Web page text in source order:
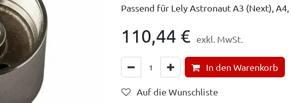
Passend für Lely Astronaut A3 (Next), A4,
110,44 € exkl. MwSt.
In den Warenkorb
Auf die Wunschliste